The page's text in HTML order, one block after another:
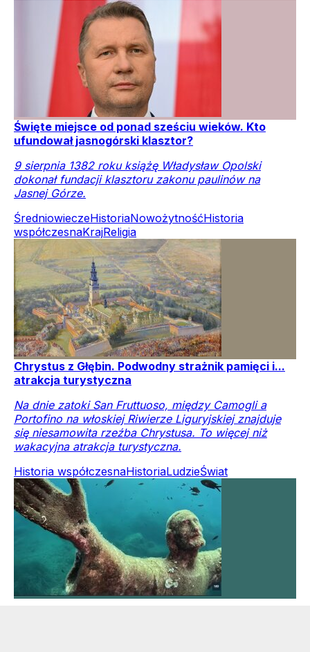
Święte miejsce od ponad sześciu wieków. Kto
ufundował jasnogórski klasztor?
9 sierpnia 1382 roku książę Władysław Opolski
dokonał fundacji klasztoru zakonu paulinów na
Jasnej Górze.
ŚredniowieczeHistoriaNowożytnośćHistoria
współczesnaKrajReligia
Chrystus z Głębin. Podwodny strażnik pamięci i...
atrakcja turystyczna
Na dnie zatoki San Fruttuoso, między Camogli a
Portofino na włoskiej Riwierze Liguryjskiej znajduje
się niesamowita rzeźba Chrystusa. To więcej niż
wakacyjna atrakcja turystyczna.
Historia współczesnaHistoriaLudzieŚwiat